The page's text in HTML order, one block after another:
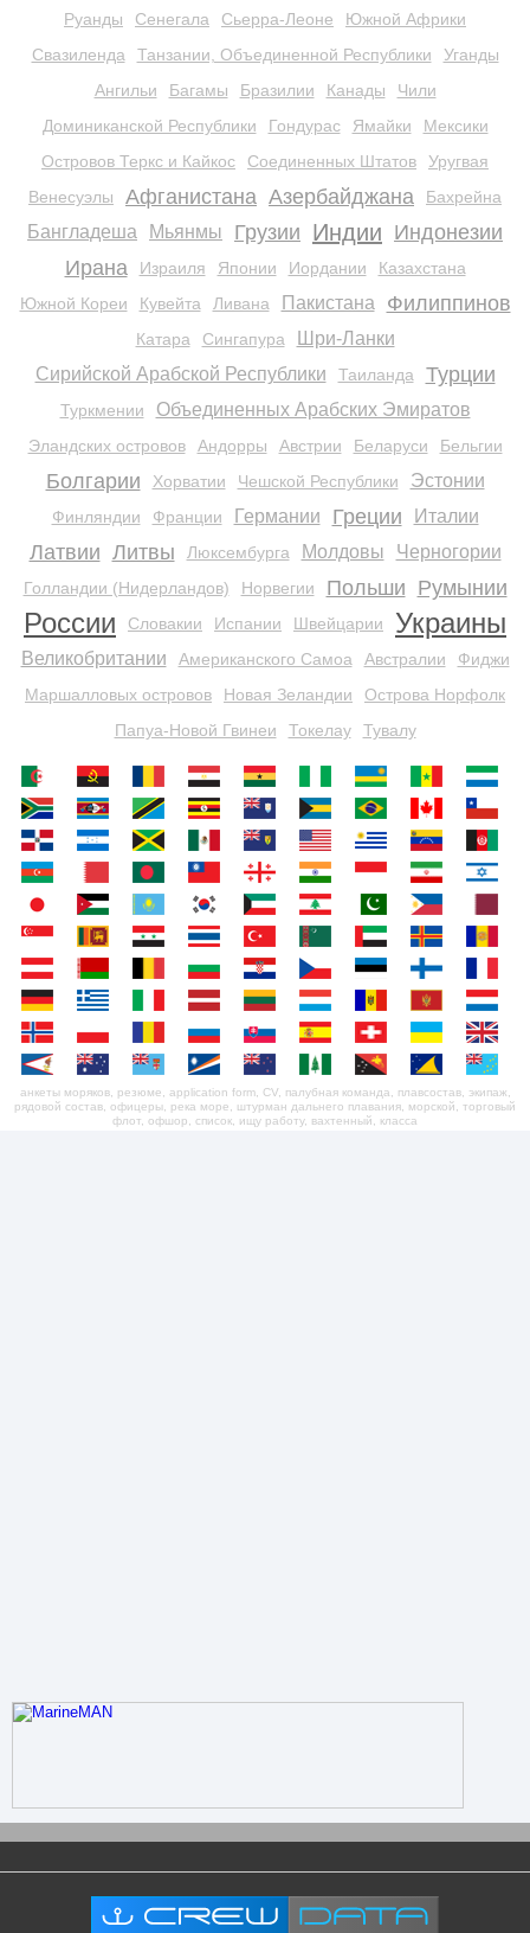
Руанды Сенегала Сьерра-Леоне
Южной Африки
Свазиленда
Танзании, Объединенной Республики
Уганды
Ангильи
Багамы Бразилии Канады
Чили
Доминиканской Республики
Гондурас Ямайки
Мексики
Островов Теркс и Кайкос
Соединенных Штатов
Уругвая
Венесуэлы
Афганистана Азербайджана Бахрейна
Бангладеша Мьянмы Грузии Индии Индонезии
Ирана
Израиля Японии Иордании
Казахстана
Южной Кореи
Кувейта Ливана Пакистана Филиппинов
Катара Сингапура
Шри-Ланки
Сирийской Арабской Республики
Таиланда Турции
Туркмении Объединенных Арабских Эмиратов
Эландских островов Андорры Австрии Беларуси Бельгии
Болгарии Хорватии Чешской Республики Эстонии
Финляндии Франции Германии Греции Италии
Латвии Литвы Люксембурга Молдовы Черногории
Голландии (Нидерландов) Норвегии Польши Румынии
России Словакии Испании Швейцарии Украины
Великобритании Американского Самоа Австралии
Фиджи
Маршалловых островов
Новая Зеландии
Острова Норфолк
Папуа-Новой Гвинеи
Токелау Тувалу
анкеты моряков, резюме, application form, CV, палубная команда, плавсостав, экипаж,
рядовой состав, офицеры, река море, штурман дальнего плавания, морской, торговый
флот, офшор, список, ищу работу, вахтенный, класса